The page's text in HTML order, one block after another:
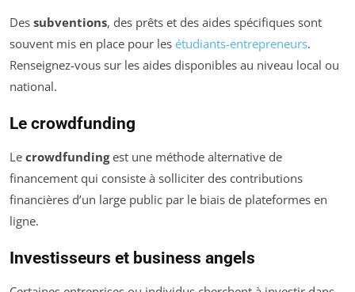
Des subventions, des prêts et des aides spécifiques sont
souvent mis en place pour les étudiants-entrepreneurs.
Renseignez-vous sur les aides disponibles au niveau local ou
national.
Le crowdfunding
Le crowdfundingest une méthode alternative de
financement qui consiste à solliciter des contributions
financières d’un large public par le biais de plateformes en
ligne.
Investisseurs et business angels